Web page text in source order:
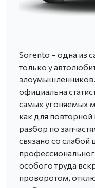
Sorento – одна из
только у
официальна
самых угоняемых
как для
разбор по
связано со
особого труда
проворотом,